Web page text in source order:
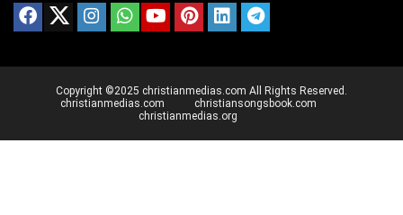
Copyright ©2025 christianmedias.com All Rights Reserved.
christianmedias.com
christiansongsbook.com
christianmedias.org